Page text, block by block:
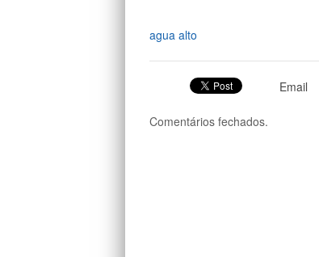
agua alto
Email
Comentários fechados.